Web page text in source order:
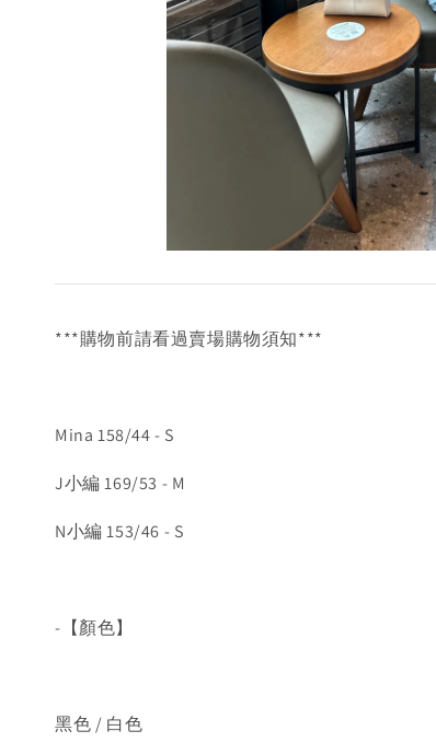
***購物前請看過賣場購物須知***
Mina 158/44 - S
J小編 169/53 - M
N小編 153/46 - S
-【顏色】
黑色 / 白色